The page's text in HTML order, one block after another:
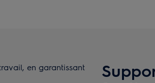
en garantissant